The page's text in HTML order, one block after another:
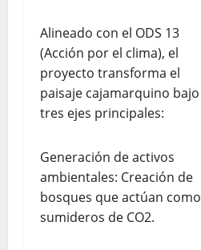
Alineado con el ODS 13
(Acción por el clima), el
proyecto transforma el
paisaje cajamarquino bajo
tres ejes principales:
Generación de activos
ambientales: Creación de
bosques que actúan como
sumideros de CO2.